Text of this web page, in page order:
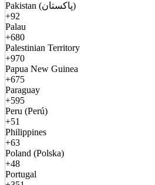
Pakistan (پاکستان)
+92
Palau
+680
Palestinian Territory
+970
Papua New Guinea
+675
Paraguay
+595
Peru (Perú)
+51
Philippines
+63
Poland (Polska)
+48
Portugal